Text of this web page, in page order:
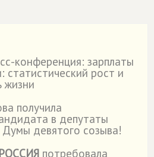
конференция: зарплаты
статистический рост и
жизни
получила
в депутаты
Думы девятого созыва!
потребовала